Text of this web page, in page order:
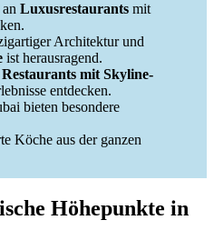
Luxusrestaurants mit
Architektur und
ist herausragend.
Restaurants mit Skyline-
entdecken.
bieten besondere
Köche aus der ganzen
Höhepunkte in